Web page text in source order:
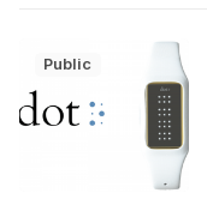
Public